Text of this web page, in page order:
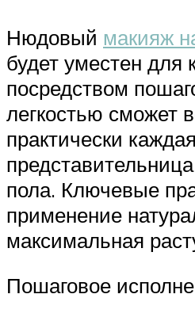
Нюдовый макияж
будет уместен для
посредством
легкостью сможет
практически каждая
пола. Ключевые
применение
максимальная
Пошаговое